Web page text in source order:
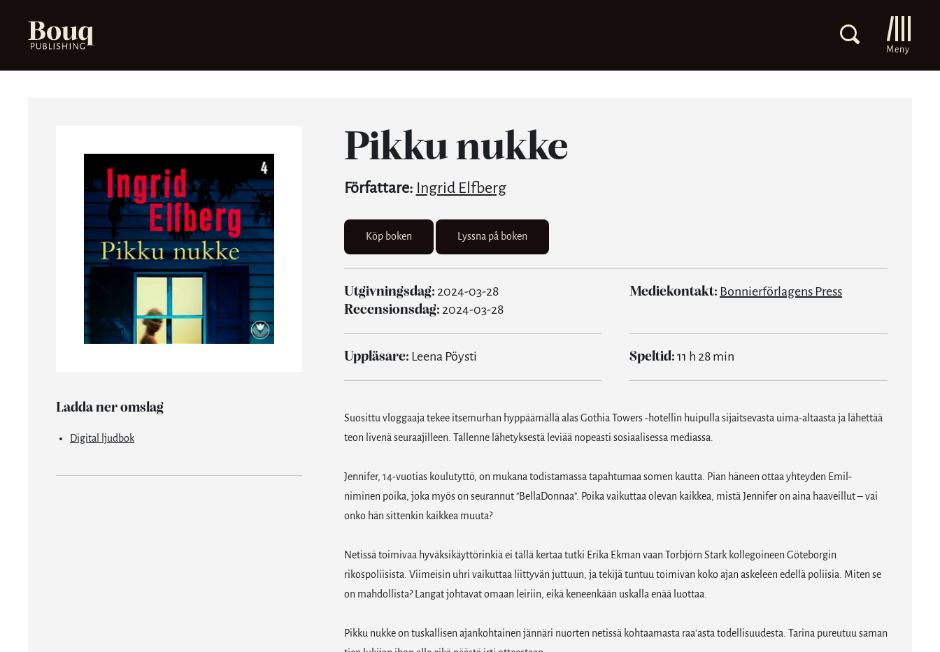
Meny
Ladda ner omslag
Digital ljudbok
Pikku nukke
Författare: Ingrid Elfberg
Köp boken Lyssna på boken
Utgivningsdag: 2024-03-28
Recensionsdag: 2024-03-28
Mediekontakt: Bonnierförlagens Press
Uppläsare: Leena Pöysti Speltid: 11 h 28 min
Suosittu vloggaaja tekee itsemurhan hyppäämällä alas Gothia Towers -hotellin huipulla sijaitsevasta uima-altaasta ja lähettää
teon livenä seuraajilleen. Tallenne lähetyksestä leviää nopeasti sosiaalisessa mediassa.
Jennifer, 14-vuotias koulutyttö, on mukana todistamassa tapahtumaa somen kautta. Pian häneen ottaa yhteyden Emil-
niminen poika, joka myös on seurannut "BellaDonnaa". Poika vaikuttaa olevan kaikkea, mistä Jennifer on aina haaveillut – vai
onko hän sittenkin kaikkea muuta?
Netissä toimivaa hyväksikäyttörinkiä ei tällä kertaa tutki Erika Ekman vaan Torbjörn Stark kollegoineen Göteborgin
rikospoliisista. Viimeisin uhri vaikuttaa liittyvän juttuun, ja tekijä tuntuu toimivan koko ajan askeleen edellä poliisia. Miten se
on mahdollista? Langat johtavat omaan leiriin, eikä keneenkään uskalla enää luottaa.
Pikku nukke on tuskallisen ajankohtainen jännäri nuorten netissä kohtaamasta raa'asta todellisuudesta. Tarina pureutuu saman